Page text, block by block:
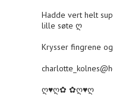
Hadde vert helt
lille søte ღ
Krysser fingrene
ღ♥ღ✿ ✿ღ♥ღ